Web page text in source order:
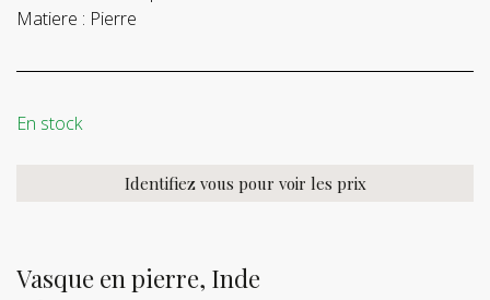
Vasque en pierre, Inde
Matiere : Pierre
En stock
Identifiez vous pour voir les prix